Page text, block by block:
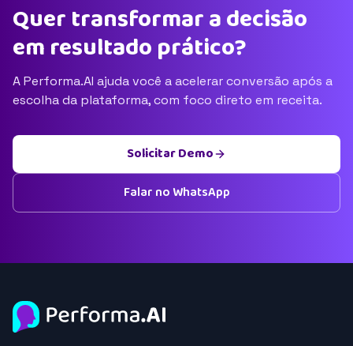
Quer transformar a decisão
em resultado prático?
A Performa.AI ajuda você a acelerar conversão após a
escolha da plataforma, com foco direto em receita.
Solicitar Demo
Falar no WhatsApp